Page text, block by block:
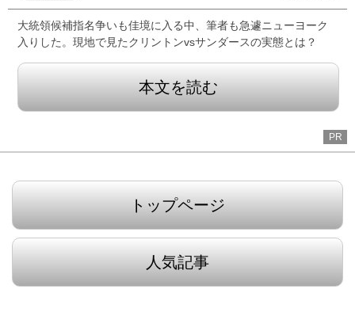
大統領候補指名争いも佳境に入る中、筆者も急遽ニューヨーク
入りした。現地で見たクリントンvsサンダースの実態とは？
本文を読む
PR
トップページ
人気記事